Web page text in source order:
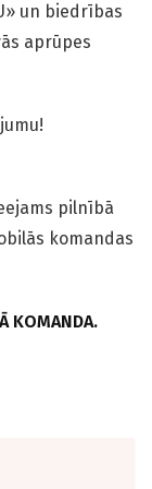
un biedrības
aprūpes
pilnībā
komandas
KOMANDA.